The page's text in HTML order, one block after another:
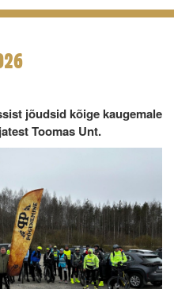
jõudsid kõige kaugemale
Toomas Unt.